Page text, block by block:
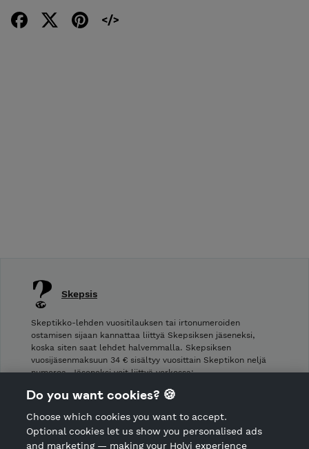
Skepsis
Skeptikko-lehden vuositilauksen tai irtonumeroiden
ostamisen sijaan kannattaa liittyä Skepsiksen jäseneksi,
koska siten saat lehdet halvemmalla. Skepsiksen
vuosijäsenmaksuun 34 € sisältyy vuosittain Skeptikon neljä
numeroa. Jäseneksi voit liittyä verkossa:
CANCEL ORDER
Do you want cookies? 🍪
Choose which cookies you want to accept.
Optional cookies let us show you personalised ads
and marketing — making your Holvi experience